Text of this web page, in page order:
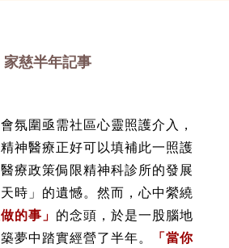
家慈半年記事
氛圍亟需社區心靈照護介入，
神醫療正好可以填補此一照護
療政策侷限精神科診所的發展
時」的遺憾。然而，心中縈繞
的事」 的念頭，於是一股腦地
夢中踏實經營了半年。
「當你